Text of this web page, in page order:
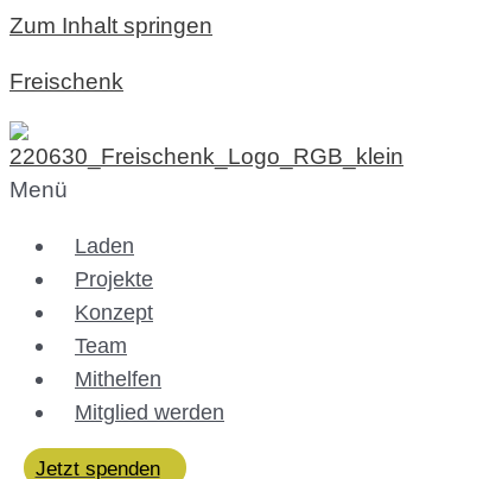
Zum Inhalt springen
Freischenk
Menü
Laden
Projekte
Konzept
Team
Mithelfen
Mitglied werden
Jetzt spenden